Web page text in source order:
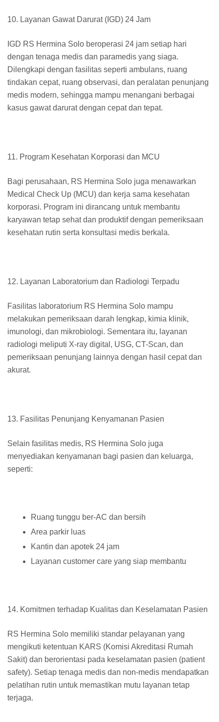
10. Layanan Gawat Darurat (IGD) 24 Jam
IGD RS Hermina Solo beroperasi 24 jam setiap hari
dengan tenaga medis dan paramedis yang siaga.
Dilengkapi dengan fasilitas seperti ambulans, ruang
tindakan cepat, ruang observasi, dan peralatan penunjang
medis modern, sehingga mampu menangani berbagai
kasus gawat darurat dengan cepat dan tepat.
11. Program Kesehatan Korporasi dan MCU
Bagi perusahaan, RS Hermina Solo juga menawarkan
Medical Check Up (MCU) dan kerja sama kesehatan
korporasi. Program ini dirancang untuk membantu
karyawan tetap sehat dan produktif dengan pemeriksaan
kesehatan rutin serta konsultasi medis berkala.
12. Layanan Laboratorium dan Radiologi Terpadu
Fasilitas laboratorium RS Hermina Solo mampu
melakukan pemeriksaan darah lengkap, kimia klinik,
imunologi, dan mikrobiologi. Sementara itu, layanan
radiologi meliputi X-ray digital, USG, CT-Scan, dan
pemeriksaan penunjang lainnya dengan hasil cepat dan
akurat.
13. Fasilitas Penunjang Kenyamanan Pasien
Selain fasilitas medis, RS Hermina Solo juga
menyediakan kenyamanan bagi pasien dan keluarga,
seperti:
Ruang tunggu ber-AC dan bersih
Area parkir luas
Kantin dan apotek 24 jam
Layanan customer care yang siap membantu
14. Komitmen terhadap Kualitas dan Keselamatan Pasien
RS Hermina Solo memiliki standar pelayanan yang
mengikuti ketentuan KARS (Komisi Akreditasi Rumah
Sakit) dan berorientasi pada keselamatan pasien (patient
safety). Setiap tenaga medis dan non-medis mendapatkan
pelatihan rutin untuk memastikan mutu layanan tetap
terjaga.